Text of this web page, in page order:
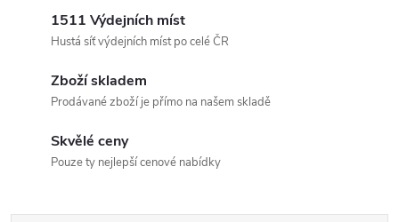
1511 Výdejních míst
Hustá síť výdejních míst po celé ČR
Zboží skladem
Prodávané zboží je přímo na našem skladě
Skvělé ceny
Pouze ty nejlepší cenové nabídky